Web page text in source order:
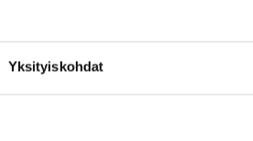
Yksityiskohdat